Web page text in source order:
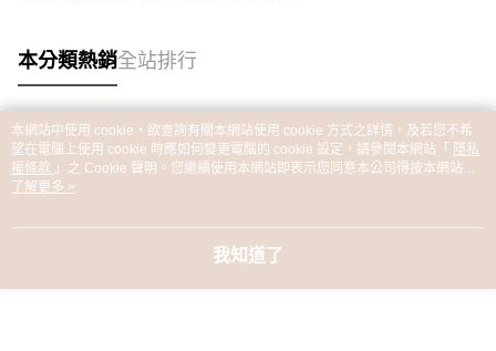
本分類熱銷全站排行
熱門標籤
本網站中使用 cookie，欲查詢有關本網站使用 cookie 方式之詳情，及若您不希
望在電腦上使用 cookie 時應如何變更電腦的 cookie 設定，請參閱本網站「 隱私
權條款 」之 Cookie 聲明。您繼續使用本網站即表示您同意本公司得按本網站使
用條款之 Cookie 聲明使用 cookie。
了解更多 >
我知道了